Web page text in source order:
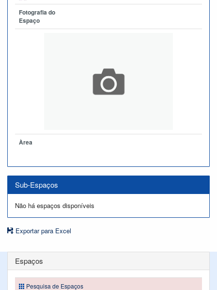
Fotografia do
Espaço
Àrea
Sub-Espaços
Não há espaços disponíveis
Exportar para Excel
Espaços
Pesquisa de Espaços